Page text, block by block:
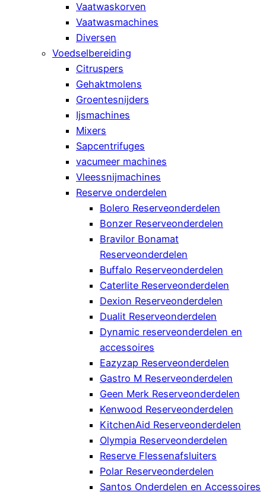
Vaatwaskorven
Vaatwasmachines
Diversen
Voedselbereiding
Citruspers
Gehaktmolens
Groentesnijders
Ijsmachines
Mixers
Sapcentrifuges
vacumeer machines
Vleessnijmachines
Reserve onderdelen
Bolero Reserveonderdelen
Bonzer Reserveonderdelen
Bravilor Bonamat
Reserveonderdelen
Buffalo Reserveonderdelen
Caterlite Reserveonderdelen
Dexion Reserveonderdelen
Dualit Reserveonderdelen
Dynamic reserveonderdelen en
accessoires
Eazyzap Reserveonderdelen
Gastro M Reserveonderdelen
Geen Merk Reserveonderdelen
Kenwood Reserveonderdelen
KitchenAid Reserveonderdelen
Olympia Reserveonderdelen
Reserve Flessenafsluiters
Polar Reserveonderdelen
Santos Onderdelen en Accessoires